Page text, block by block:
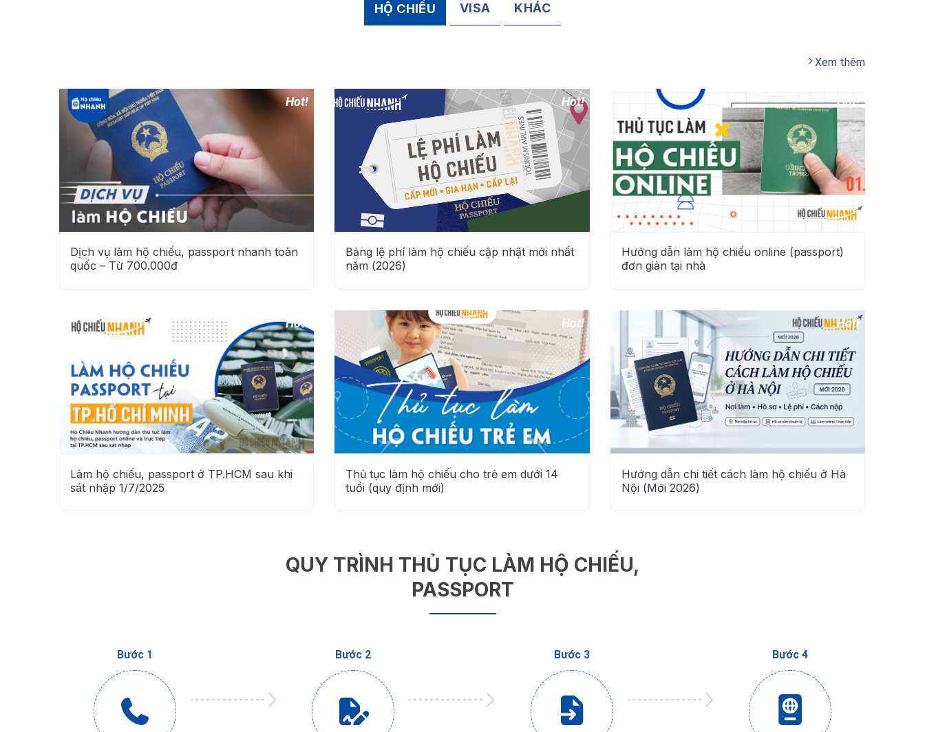
HỘ CHIẾU VISA KHÁC
Xem thêm
Dịch vụ làm hộ chiếu, passport nhanh toàn
quốc – Từ 700.000đ
Bảng lệ phí làm hộ chiếu cập nhật mới nhất
năm (2026)
Hướng dẫn làm hộ chiếu online (passport)
đơn giản tại nhà
Làm hộ chiếu, passport ở TP.HCM sau khi
sát nhập 1/7/2025
Thủ tục làm hộ chiếu cho trẻ em dưới 14
tuổi (quy định mới)
Hướng dẫn chi tiết cách làm hộ chiếu ở Hà
Nội (Mới 2026)
QUY TRÌNH THỦ TỤC LÀM HỘ CHIẾU,
PASSPORT
Bước 1 Bước 2 Bước 3 Bước 4